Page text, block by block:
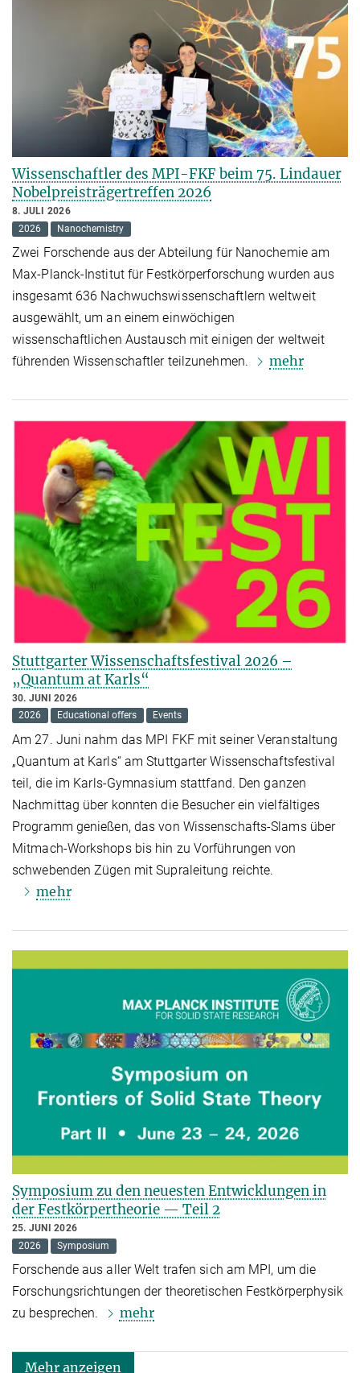
Wissenschaftler des MPI-FKF beim 75. Lindauer
Nobelpreisträgertreffen 2026
8. JULI 2026
2026
Nanochemistry
Zwei Forschende aus der Abteilung für Nanochemie am
Max-Planck-Institut für Festkörperforschung wurden aus
insgesamt 636 Nachwuchswissenschaftlern weltweit
ausgewählt, um an einem einwöchigen
wissenschaftlichen Austausch mit einigen der weltweit
führenden Wissenschaftler teilzunehmen.
mehr
Stuttgarter Wissenschaftsfestival 2026 –
„Quantum at Karls“
30. JUNI 2026
2026
Educational offers Events
Am 27. Juni nahm das MPI FKF mit seiner Veranstaltung
„Quantum at Karls“ am Stuttgarter Wissenschaftsfestival
teil, die im Karls-Gymnasium stattfand. Den ganzen
Nachmittag über konnten die Besucher ein vielfältiges
Programm genießen, das von Wissenschafts-Slams über
Mitmach-Workshops bis hin zu Vorführungen von
schwebenden Zügen mit Supraleitung reichte.
mehr
Symposium zu den neuesten Entwicklungen in
der Festkörpertheorie — Teil 2
25. JUNI 2026
2026
Symposium
Forschende aus aller Welt trafen sich am MPI, um die
Forschungsrichtungen der theoretischen Festkörperphysik
zu besprechen.
mehr
Mehr anzeigen